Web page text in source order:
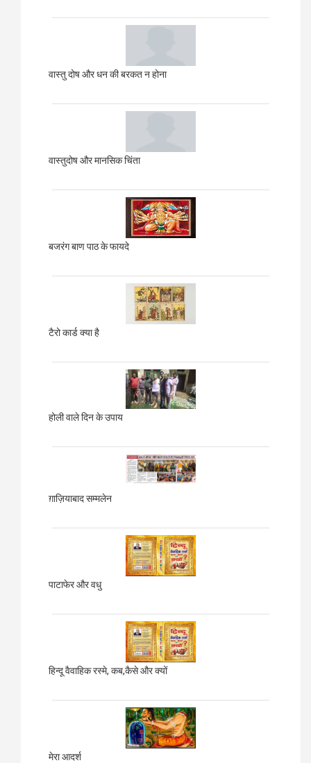
वास्तु दोष और धन की बरकत न होना
वास्तुदोष और मानसिक चिंता
बजरंग बाण पाठ के फायदे
टैरो कार्ड क्या है
होली वाले दिन के उपाय
ग़ाज़ियाबादसम्मलेन
पाटाफेर और वधु
हिन्दू वैवाहिक रस्मे, कब,कैसे और क्यों
मेरा आदर्श